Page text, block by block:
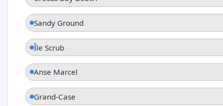
Sandy Ground
Île Scrub
Anse Marcel
Grand-Case